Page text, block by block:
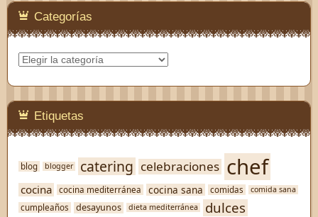
Categorías
Categorías
Etiquetas
blog blogger catering celebraciones chef
cocina cocina mediterránea cocina sana comidas comida sana
cumpleaños desayunos dieta mediterránea dulces